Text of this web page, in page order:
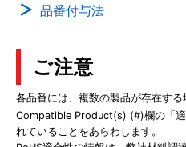
品番付与法
ご注意
各品番には、複数の製品が存在す
Compatible Product(s) (#)欄の「適
れていることをあらわします。